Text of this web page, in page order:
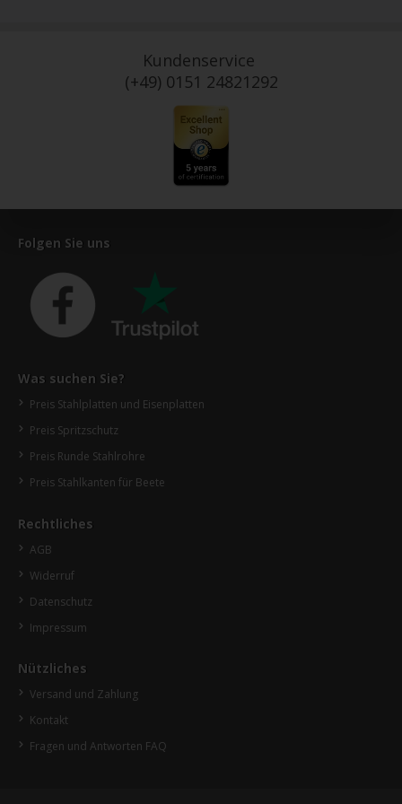
Kundenservice
(+49) 0151 24821292
Folgen Sie uns
Was suchen Sie?
Preis Stahlplatten und Eisenplatten
Preis Spritzschutz
Preis Runde Stahlrohre
Preis Stahlkanten für Beete
Rechtliches
AGB
Widerruf
Datenschutz
Impressum
Nützliches
Versand und Zahlung
Kontakt
Fragen und Antworten FAQ